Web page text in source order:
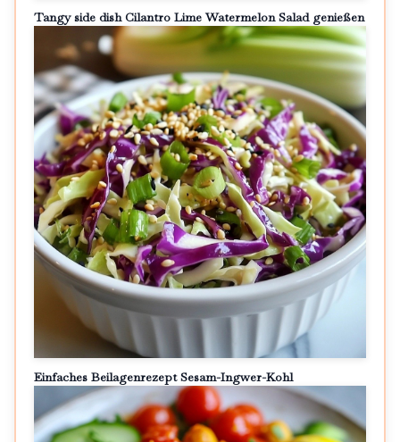
Tangy side dish Cilantro Lime Watermelon Salad genießen
Einfaches Beilagenrezept Sesam-Ingwer-Kohl